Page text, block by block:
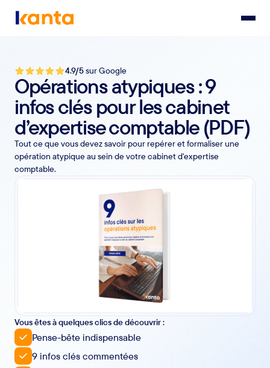
4.9/5sur Google
Opérations atypiques : 9
infos clés pour les cabinet
d’expertise comptable (PDF)
Tout ce que vous devez savoir pour repérer et formaliser une
opération atypique au sein de votre cabinet d'expertise
comptable.
Vous êtes à quelques clics de découvrir :
Pense-bête indispensable
9 infos clés commentées